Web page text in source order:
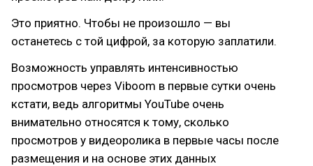
Это приятно. Чтобы не произошло — вы
останетесь с той цифрой, за которую заплатили.
Возможность управлять интенсивностью
просмотров через Viboom в первые сутки очень
кстати, ведь алгоритмы YouTube очень
внимательно относятся к тому, сколько
просмотров у видеоролика в первые часы после
размещения и на основе этих данных